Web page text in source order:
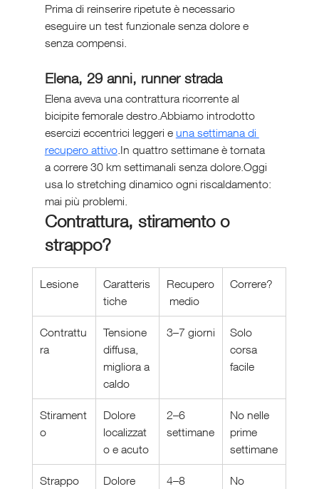
Prima di reinserire ripetute è necessario
eseguire un test funzionale senza dolore e
senza compensi.
Elena, 29 anni, runner strada
Elena aveva una contrattura ricorrente al
bicipite femorale destro.Abbiamo introdotto
esercizi eccentrici leggeri e una settimana di
recupero attivo.In quattro settimane è tornata
a correre 30 km settimanali senza dolore.Oggi
usa lo stretching dinamico ogni riscaldamento:
mai più problemi.
Contrattura, stiramento o
strappo?
Lesione
Caratteris
tiche
Recupero
medio
Correre?
Contrattu
ra
Tensione
diffusa,
migliora a
caldo
3–7 giorni
Solo
corsa
facile
Stirament
o
Dolore
localizzat
o e acuto
2–6
settimane
No nelle
prime
settimane
Strappo
Dolore
4–8
No